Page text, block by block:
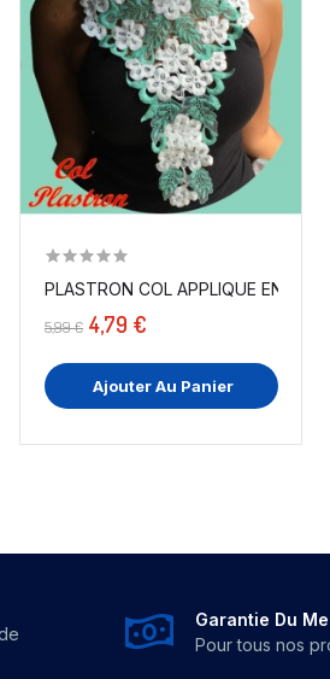
EN ÉCRU
PLASTRON COL APPLIQUE EN
5,99 € 4,79 €
Ajouter Au Panier
Garantie Du
Pour tous nos